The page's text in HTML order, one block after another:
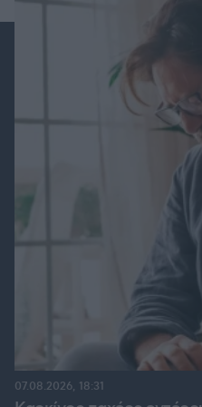
07.08.2026, 18:31